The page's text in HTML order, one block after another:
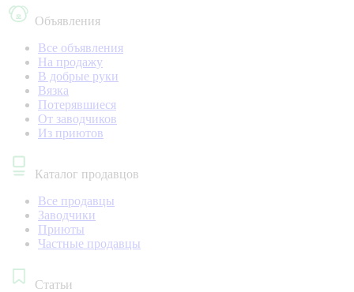
Объявления
Все объявления
На продажу
В добрые руки
Вязка
Потерявшиеся
От заводчиков
Из приютов
Каталог продавцов
Все продавцы
Заводчики
Приюты
Частные продавцы
Статьи